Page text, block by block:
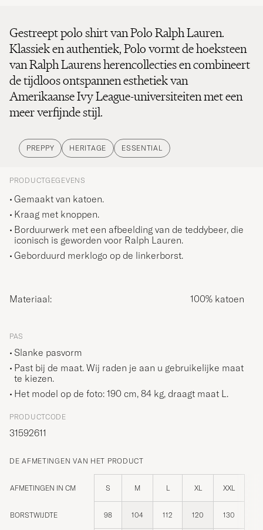
Gestreept polo shirt van Polo Ralph Lauren.
Klassiek en authentiek, Polo vormt de hoeksteen
van Ralph Laurens herencollecties en combineert
de tijdloos ontspannen esthetiek van
Amerikaanse Ivy League-universiteiten met een
meer verfijnde stijl.
PREPPY HERITAGE ESSENTIAL
PRODUCTGEGEVENS
Gemaakt van katoen.
Kraag met knoppen.
Borduurwerk met een afbeelding van de teddybeer, die
iconisch is geworden voor Ralph Lauren.
Geborduurd merklogo op de linkerborst.
Materiaal: 100% katoen
PAS
Slanke pasvorm
Past bij de maat. Wij raden je aan u gebruikelijke maat
te kiezen.
Het model op de foto: 190 cm, 84 kg, draagt maat L .
PRODUCTCODE
31592611
DE AFMETINGEN VAN HET PRODUCT
AFMETINGEN IN CM S M L XL XXL
BORSTWIJDTE 98 104 112 120 130